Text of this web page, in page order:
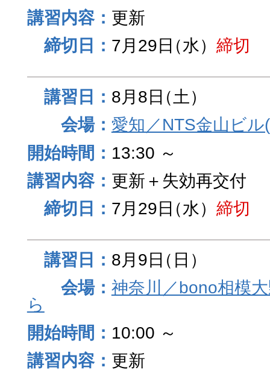
更新
7月29日（水） 締切
8月8日（土）
愛知／NTS金山ビ
13:30 ～
更新＋失効再交付
7月29日（水） 締切
8月9日（日）
神奈川／bono相模
ら
10:00 ～
更新